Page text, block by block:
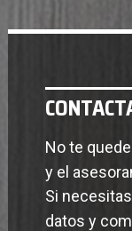
No te
y el
Si
datos y